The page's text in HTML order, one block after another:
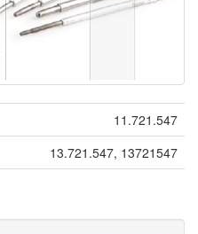
11.721.547
13.721.547, 13721547